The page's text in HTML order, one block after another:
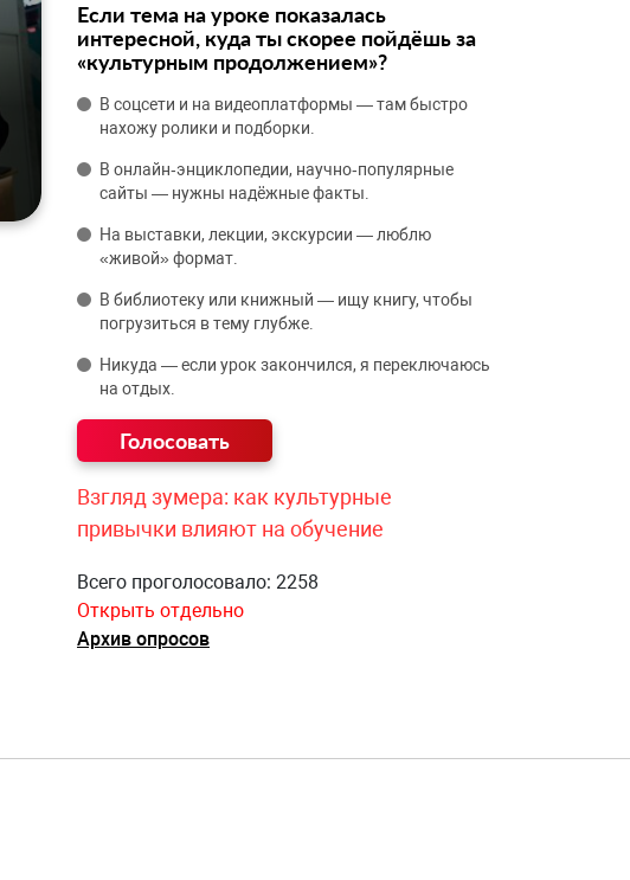
Если тема на уроке показалась
интересной, куда ты скорее пойдёшь за
«культурным продолжением»?
В соцсети и на видеоплатформы — там быстро
нахожу ролики и подборки.
В онлайн‑энциклопедии, научно‑популярные
сайты — нужны надёжные факты.
На выставки, лекции, экскурсии — люблю
«живой» формат.
В библиотеку или книжный — ищу книгу, чтобы
погрузиться в тему глубже.
Никуда — если урок закончился, я переключаюсь
на отдых.
Взгляд зумера: как культурные
привычки влияют на обучение
Всего проголосовало: 2258
Открыть отдельно
Архив опросов